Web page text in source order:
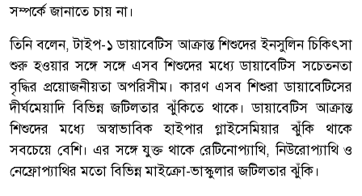
সম্পর্কে জানাতে চায় না।
তিনি বলেন, টাইপ-১ ডায়াবেটিস আক্রান্ত শিশুদের ইনসুলিন চিকিৎসা
শুরু হওয়ার সঙ্গে সঙ্গে এসব শিশুদের মধ্যে ডায়াবেটিস সচেতনতা
বৃদ্ধির প্রয়োজনীয়তা অপরিসীম। কারণ এসব শিশুরা ডায়াবেটিসের
দীর্ঘমেয়াদি বিভিন্ন জটিলতার ঝুঁকিতে থাকে। ডায়াবেটিস আক্রান্ত
শিশুদের মধ্যে অস্বাভাবিক হাইপার গ্লাইসেমিয়ার ঝুঁকি থাকে
সবচেয়ে বেশি। এর সঙ্গে যুক্ত থাকে রেটিনোপ্যাথি, নিউরোপ্যাথি ও
নেফ্রোপ্যাথির মতো বিভিন্ন মাইক্রো-ভাস্কুলার জটিলতার ঝুঁকি।